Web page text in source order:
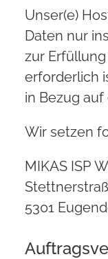
Unser(e)
Daten nur
zur
erforderlich
in Bezug
Wir setzen
MIKAS ISP
5301